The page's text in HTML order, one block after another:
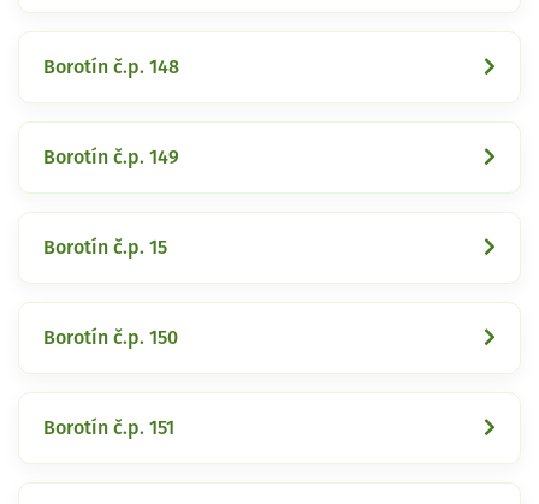
Borotín č.p. 148
Borotín č.p. 149
Borotín č.p. 15
Borotín č.p. 150
Borotín č.p. 151